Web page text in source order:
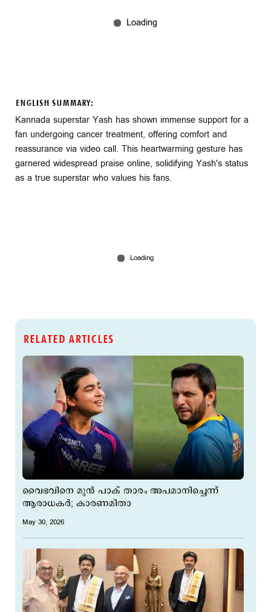
ENGLISH SUMMARY:
Kannada superstar Yash has shown immense support for a
fan undergoing cancer treatment, offering comfort and
reassurance via video call. This heartwarming gesture has
garnered widespread praise online, solidifying Yash's status
as a true superstar who values his fans.
RELATED ARTICLES
വൈഭവിനെ മുന്‍ പാക് താരം അപമാനിച്ചെന്ന്
ആരാധകര്‍; കാരണമിതാ​
May 30, 2026